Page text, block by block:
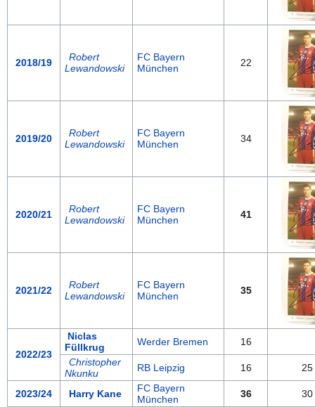
2018/19
Robert
Lewandowski
FC Bayern
München
22
2019/20
Robert
Lewandowski
FC Bayern
München
34
2020/21
Robert
Lewandowski
FC Bayern
München
41
2021/22
Robert
Lewandowski
FC Bayern
München
35
2022/23
Niclas
Füllkrug
Werder Bremen
16
Christopher
Nkunku
RB Leipzig 16 25
2023/24 Harry Kane
FC Bayern
München
36 30